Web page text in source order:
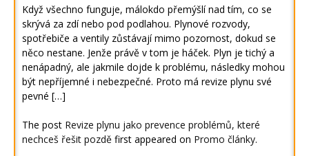
Když všechno funguje, málokdo přemýšlí nad tím, co se
skrývá za zdí nebo pod podlahou. Plynové rozvody,
spotřebiče a ventily zůstávají mimo pozornost, dokud se
něco nestane. Jenže právě v tom je háček. Plyn je tichý a
nenápadný, ale jakmile dojde k problému, následky mohou
být nepříjemné i nebezpečné. Proto má revize plynu své
pevné […]
The post Revize plynu jako prevence problémů, které
nechceš řešit pozdě first appeared on Promo články.